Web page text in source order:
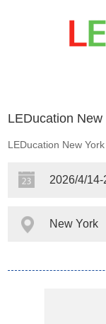
LEDucation New
LEDucation New York
2026/4/
New York